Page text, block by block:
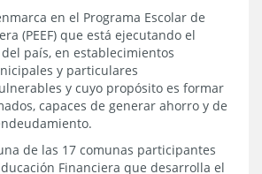
en el Programa Escolar de
(PEEF) que está ejecutando el
del país, en establecimientos
y particulares
y cuyo propósito es formar
capaces de generar ahorro y de
de las 17 comunas participantes
Financiera que desarrolla el